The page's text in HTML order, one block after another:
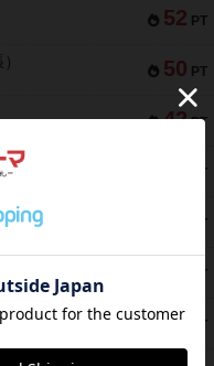
52 PT
50 PT
42 PT
PT
ト
PT
PT
37 PT